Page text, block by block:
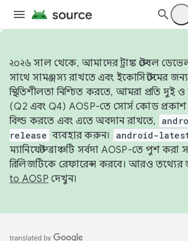
২০২৬ সাল থেকে, আমাদের ট্রাঙ্ক স্টেবল
সাথে সামঞ্জস্য রাখতে এবং ইকোসিস্টেমের জন্য
স্থিতিশীলতা নিশ্চিত করতে, আমরা প্রতি দুই ও
(Q2 এবং Q4) AOSP-তে সোর্স কোড
বিল্ড করতে এবং এতে অবদান রাখতে,
release ব্যবহার করুন। android-
ম্যানিফেস্ট ব্রাঞ্চটি সর্বদা AOSP-তে পুশ করা
রিলিজটিকে রেফারেন্স করবে। আরও তথ্যের
to AOSP দেখুন।